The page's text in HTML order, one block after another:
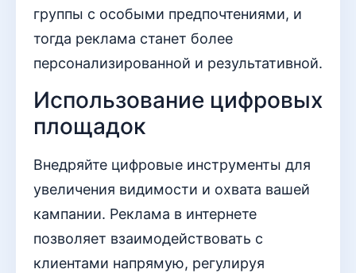
группы с особыми предпочтениями, и
тогда реклама станет более
персонализированной и результативной.
Использование цифровых
площадок
Внедряйте цифровые инструменты для
увеличения видимости и охвата вашей
кампании. Реклама в интернете
позволяет взаимодействовать с
клиентами напрямую, регулируя